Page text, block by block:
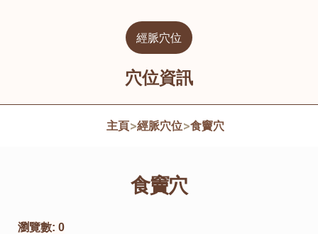
經脈穴位
穴位資訊
主頁>經脈穴位>食竇穴
食竇穴
瀏覽數: 0